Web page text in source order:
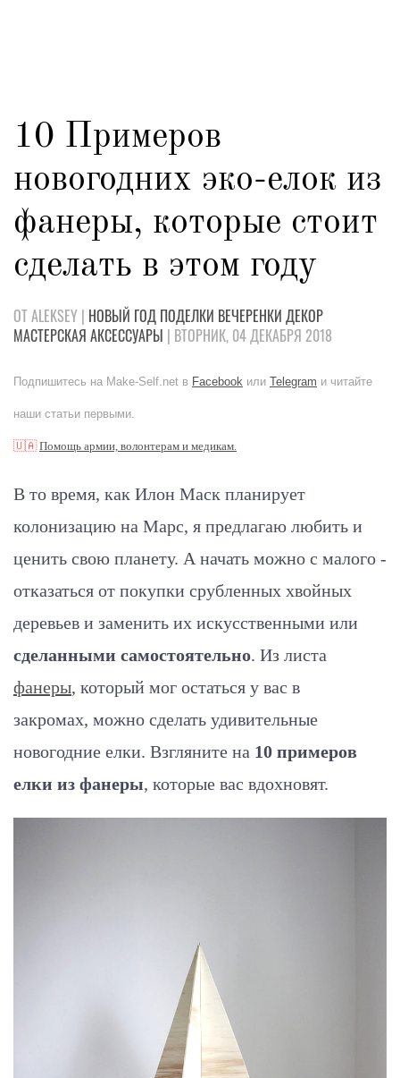
10 Примеров
новогодних эко-елок из
фанеры, которые стоит
сделать в этом году
ОТ ALEKSEY | НОВЫЙ ГОД ПОДЕЛКИ ВЕЧЕРЕНКИ ДЕКОР
МАСТЕРСКАЯ АКСЕССУАРЫ | ВТОРНИК, 04 ДЕКАБРЯ 2018
Подпишитесь на Make-Self.net в Facebook или Telegram и читайте
наши статьи первыми.
🇺🇦Помощь армии, волонтерам и медикам.
В то время, как Илон Маск планирует
колонизацию на Марс, я предлагаю любить и
ценить свою планету. А начать можно с малого -
отказаться от покупки срубленных хвойных
деревьев и заменить их искусственными или
сделанными самостоятельно. Из листа
фанеры, который мог остаться у вас в
закромах, можно сделать удивительные
новогодние елки. Взгляните на 10 примеров
елки из фанеры, которые вас вдохновят.